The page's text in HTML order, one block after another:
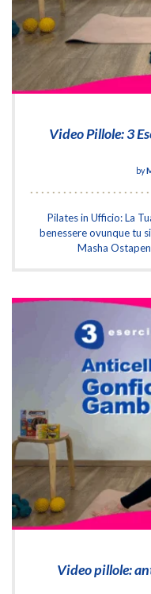
Video Pillole: 3
by
Pilates in Ufficio: La
benessere ovunque tu
Masha
Video pillole: